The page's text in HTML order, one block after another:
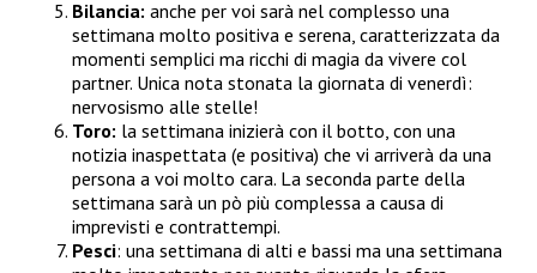
Bilancia: anche per voi sarà nel complesso una
settimana molto positiva e serena, caratterizzata da
momenti semplici ma ricchi di magia da vivere col
partner. Unica nota stonata la giornata di venerdì:
nervosismo alle stelle!
Toro: la settimana inizierà con il botto, con una
notizia inaspettata (e positiva) che vi arriverà da una
persona a voi molto cara. La seconda parte della
settimana sarà un pò più complessa a causa di
imprevisti e contrattempi.
Pesci: una settimana di alti e bassi ma una settimana